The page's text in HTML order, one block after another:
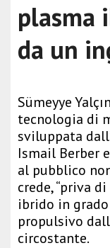
plasma
da un
Sümeyye
tecnologia di
sviluppata
Ismail Berber
al pubblico
crede, “priva
ibrido in
propulsivo
circostante.